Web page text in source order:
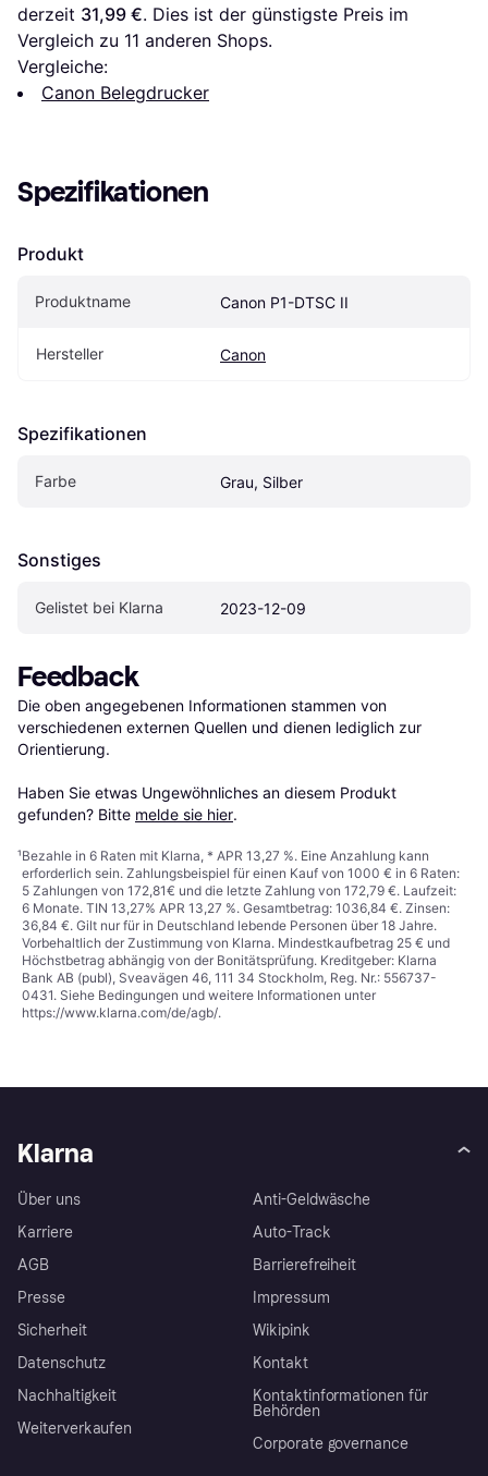
derzeit 31,99 €. Dies ist der günstigste Preis im
Vergleich zu 11 anderen Shops.
Vergleiche:
Canon Belegdrucker
Spezifikationen
Produkt
Produktname Canon P1-DTSC II
Hersteller Canon
Spezifikationen
Farbe Grau, Silber
Sonstiges
Gelistet bei Klarna 2023-12-09
Feedback
Die oben angegebenen Informationen stammen von
verschiedenen externen Quellen und dienen lediglich zur
Orientierung.
Haben Sie etwas Ungewöhnliches an diesem Produkt
gefunden? Bitte melde sie hier.
¹Bezahle in 6 Raten mit Klarna, * APR 13,27 %. Eine Anzahlung kann
erforderlich sein. Zahlungsbeispiel für einen Kauf von 1000 € in 6 Raten:
5 Zahlungen von 172,81€ und die letzte Zahlung von 172,79 €. Laufzeit:
6 Monate. TIN 13,27% APR 13,27 %. Gesamtbetrag: 1036,84 €. Zinsen:
36,84 €. Gilt nur für in Deutschland lebende Personen über 18 Jahre.
Vorbehaltlich der Zustimmung von Klarna. Mindestkaufbetrag 25 € und
Höchstbetrag abhängig von der Bonitätsprüfung. Kreditgeber: Klarna
Bank AB (publ), Sveavägen 46, 111 34 Stockholm, Reg. Nr.: 556737-
0431. Siehe Bedingungen und weitere Informationen unter
https://www.klarna.com/de/agb/.
Klarna
Über uns
Karriere
AGB
Presse
Sicherheit
Datenschutz
Nachhaltigkeit
Weiterverkaufen
Anti-Geldwäsche
Auto-Track
Barrierefreiheit
Impressum
Wikipink
Kontakt
Kontaktinformationen für
Behörden
Corporate governance